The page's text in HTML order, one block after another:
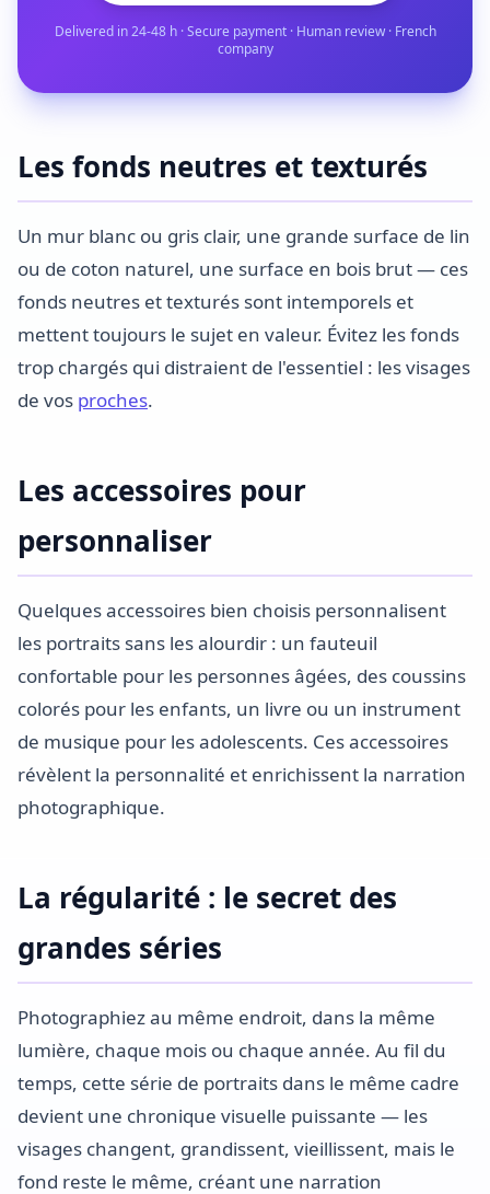
Delivered in 24-48 h · Secure payment · Human review · French
company
Les fonds neutres et texturés
Un mur blanc ou gris clair, une grande surface de lin
ou de coton naturel, une surface en bois brut — ces
fonds neutres et texturés sont intemporels et
mettent toujours le sujet en valeur. Évitez les fonds
trop chargés qui distraient de l'essentiel : les visages
de vos proches.
Les accessoires pour
personnaliser
Quelques accessoires bien choisis personnalisent
les portraits sans les alourdir : un fauteuil
confortable pour les personnes âgées, des coussins
colorés pour les enfants, un livre ou un instrument
de musique pour les adolescents. Ces accessoires
révèlent la personnalité et enrichissent la narration
photographique.
La régularité : le secret des
grandes séries
Photographiez au même endroit, dans la même
lumière, chaque mois ou chaque année. Au fil du
temps, cette série de portraits dans le même cadre
devient une chronique visuelle puissante — les
visages changent, grandissent, vieillissent, mais le
fond reste le même, créant une narration